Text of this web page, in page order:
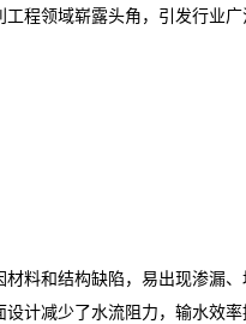
工程领域崭露头角，引发行业
料和结构缺陷，易出现渗漏
计减少了水流阻力，输水效率